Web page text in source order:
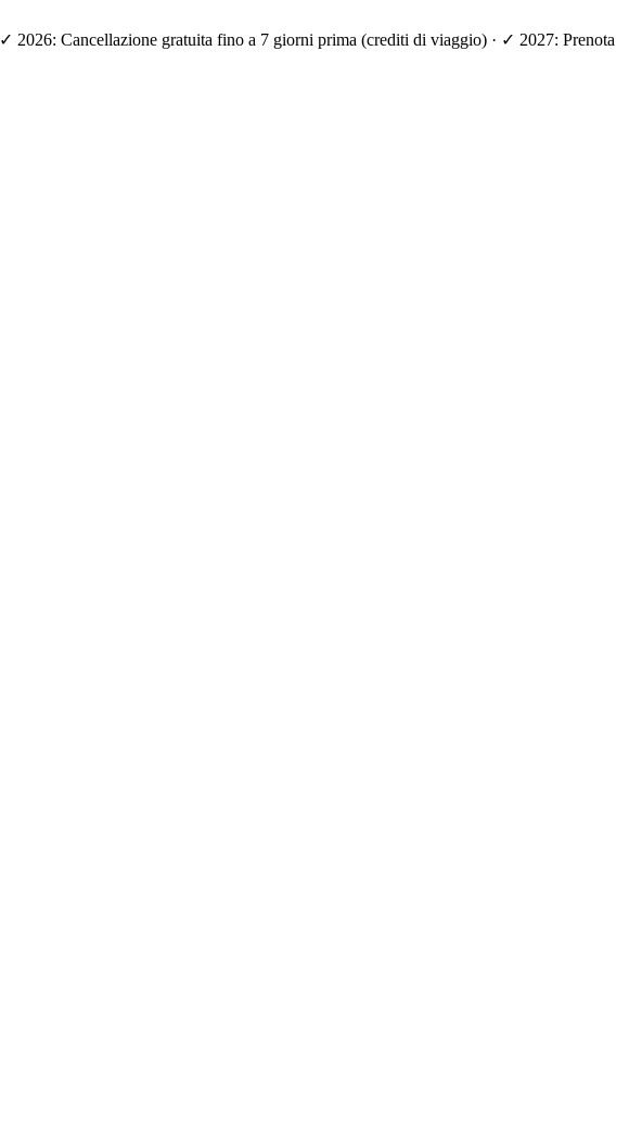
✓ 2026: Cancellazione gratuita fino a 7 giorni prima (crediti di viaggio) · ✓ 2027: Prenota